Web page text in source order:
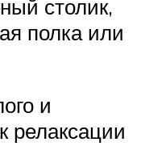
столик,
полка или
и
релаксации